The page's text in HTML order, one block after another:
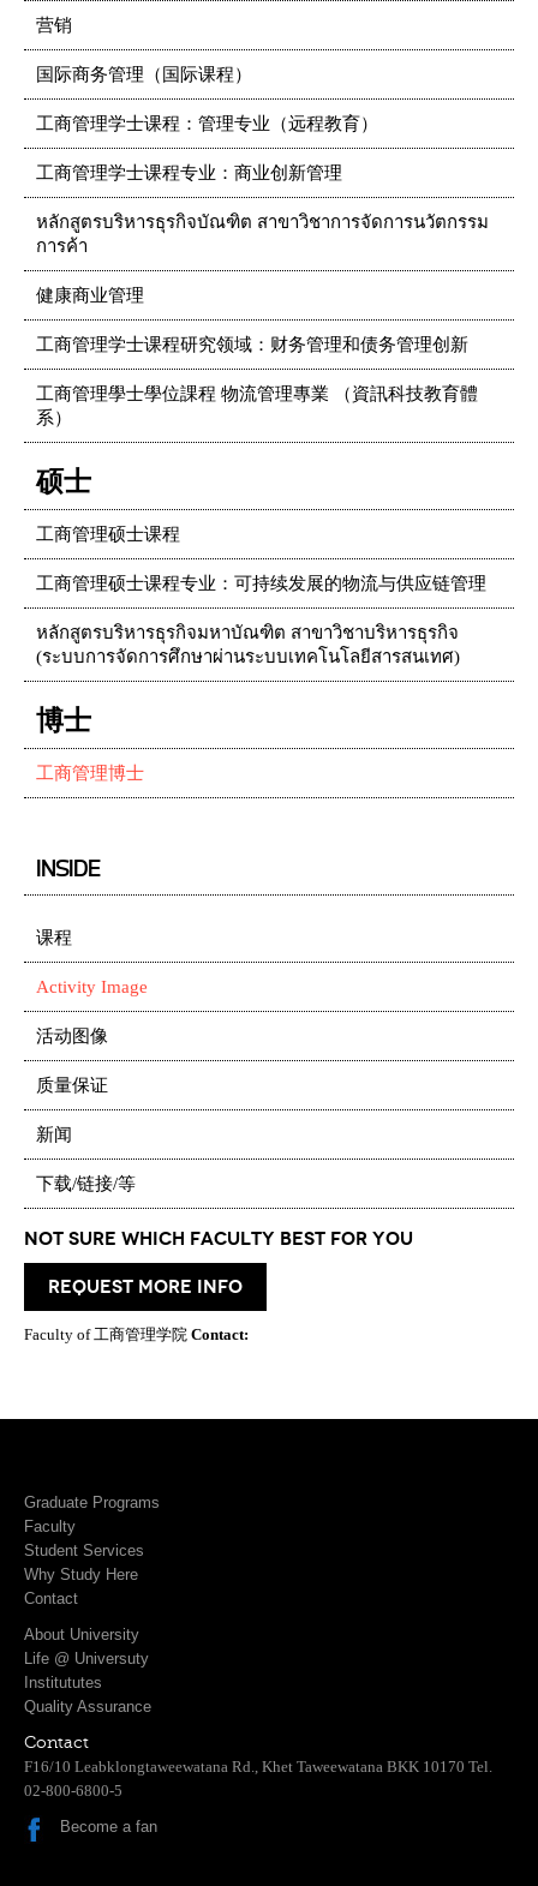
营销
国际商务管理（国际课程）
工商管理学士课程：管理专业（远程教育）
工商管理学士课程专业：商业创新管理
หลักสูตรบริหารธุรกิจบัณฑิต สาขาวิชาการจัดการนวัตกรรม
การค้า
健康商业管理
工商管理学士课程研究领域：财务管理和债务管理创新
工商管理學士學位課程 物流管理專業 （資訊科技教育體
系）
硕士
工商管理硕士课程
工商管理硕士课程专业：可持续发展的物流与供应链管理
หลักสูตรบริหารธุรกิจมหาบัณฑิต สาขาวิชาบริหารธุรกิจ
(ระบบการจัดการศึกษาผ่านระบบเทคโนโลยีสารสนเทศ)
博士
工商管理博士
INSIDE
课程
Activity Image
活动图像
质量保证
新闻
下载/链接/等
Not Sure which Faculty best for you
request more info
Faculty of 工商管理学院 Contact:
Graduate Programs
Faculty
Student Services
Why Study Here
Contact
About University
Life @ Universuty
Institututes
Quality Assurance
Contact
F16/10 Leabklongtaweewatana Rd., Khet Taweewatana BKK 10170 Tel.
02-800-6800-5
Become a fan